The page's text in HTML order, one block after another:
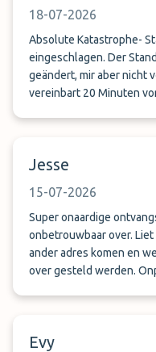
18-07-2026
Absolute Katastrophe-
eingeschlagen. Der Standort des Treffpunkts wurde
geändert, mir aber nicht
vereinbart 20 Minuten
Ich musste rund 30
klappte dann relativ gut.
Auto mit
wäre angeblich am
Nacht zuvor. Eine Lüge.
gefahrene KM an. Somit
Jesse
15-07-2026
Super onaardige
onbetrouwbaar over.
ander adres komen en
over gesteld werden.
Evy